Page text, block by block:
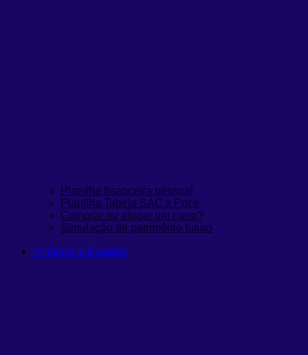
Planilha financeira pessoal
Planilha Tabela SAC x Price
Comprar ou alugar um carro?
Simulação de patrimônio futuro
Análises e Estudos